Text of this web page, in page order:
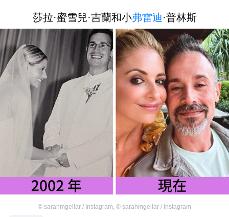
莎拉·蜜雪兒·吉蘭和小弗雷迪·普林斯
© sarahmgellar / Instagram © sarahmgellar / Instagram